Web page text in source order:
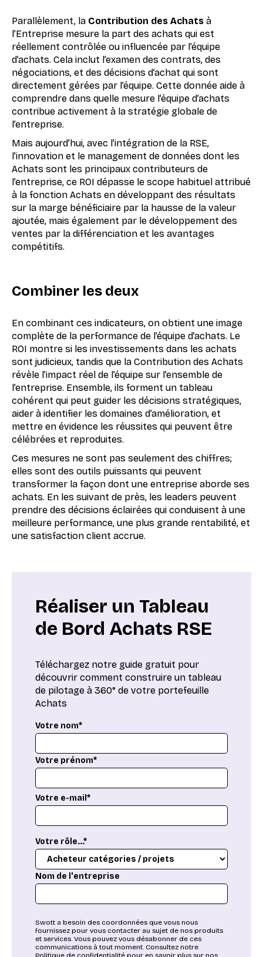
Parallèlement, la Contribution des Achats à
l’Entreprise mesure la part des achats qui est
réellement contrôlée ou influencée par l’équipe
d’achats. Cela inclut l’examen des contrats, des
négociations, et des décisions d’achat qui sont
directement gérées par l’équipe. Cette donnée aide à
comprendre dans quelle mesure l’équipe d’achats
contribue activement à la stratégie globale de
l’entreprise.
Mais aujourd’hui, avec l’intégration de la RSE,
l’innovation et le management de données dont les
Achats sont les principaux contributeurs de
l’entreprise, ce ROI dépasse le scope habituel attribué
à la fonction Achats en développant des résultats
sur la marge bénéficiaire par la hausse de la valeur
ajoutée, mais également par le développement des
ventes par la différenciation et les avantages
compétitifs.
Combiner les deux
En combinant ces indicateurs, on obtient une image
complète de la performance de l’équipe d’achats. Le
ROI montre si les investissements dans les achats
sont judicieux, tandis que la Contribution des Achats
révèle l’impact réel de l’équipe sur l’ensemble de
l’entreprise. Ensemble, ils forment un tableau
cohérent qui peut guider les décisions stratégiques,
aider à identifier les domaines d’amélioration, et
mettre en évidence les réussites qui peuvent être
célébrées et reproduites.
Ces mesures ne sont pas seulement des chiffres;
elles sont des outils puissants qui peuvent
transformer la façon dont une entreprise aborde ses
achats. En les suivant de près, les leaders peuvent
prendre des décisions éclairées qui conduisent à une
meilleure performance, une plus grande rentabilité, et
une satisfaction client accrue.
Réaliser un Tableau
de Bord Achats RSE
Téléchargez notre guide gratuit pour
découvrir comment construire un tableau
de pilotage à 360° de votre portefeuille
Achats
Votre nom*
Votre prénom*
Votre e-mail*
Votre rôle...*
Nom de l'entreprise
Swott a besoin des coordonnées que vous nous
fournissez pour vous contacter au sujet de nos produits
et services. Vous pouvez vous désabonner de ces
communications à tout moment. Consultez notre